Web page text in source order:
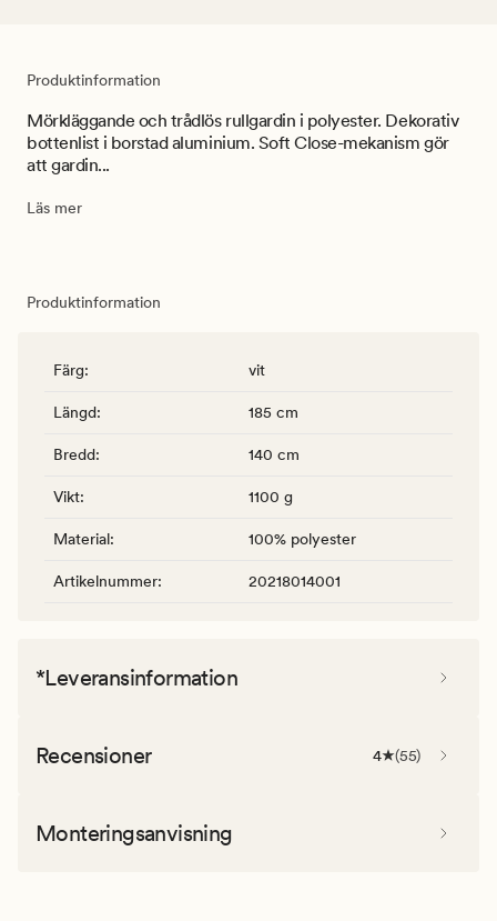
Produktinformation
Mörkläggande och trådlös rullgardin i polyester. Dekorativ
bottenlist i borstad aluminium. Soft Close-mekanism gör
att gardin...
Läs mer
Produktinformation
Färg: vit
Längd: 185 cm
Bredd: 140 cm
Vikt: 1100 g
Material: 100% polyester
Artikelnummer: 20218014001
*Leveransinformation
Recensioner 4 (55)
Monteringsanvisning